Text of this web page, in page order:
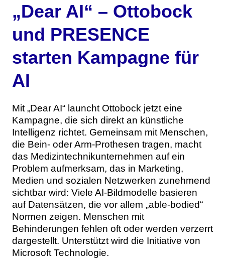
Branche
Studien
Digital Health
Aktuelle Ausgabe
Ausgabenarchiv
Abonnement
Kontakt
Team
Werben
„Dear AI“ – Ottobock
und PRESENCE
starten Kampagne für
AI
Mit „Dear AI“ launcht Ottobock jetzt eine
Kampagne, die sich direkt an künstliche
Intelligenz richtet. Gemeinsam mit Menschen,
die Bein- oder Arm-Prothesen tragen, macht
das Medizintechnikunternehmen auf ein
Problem aufmerksam, das in Marketing,
Medien und sozialen Netzwerken zunehmend
sichtbar wird: Viele AI-Bildmodelle basieren
auf Datensätzen, die vor allem „able-bodied“
Normen zeigen. Menschen mit
Behinderungen fehlen oft oder werden verzerrt
dargestellt. Unterstützt wird die Initiative von
Microsoft Technologie.